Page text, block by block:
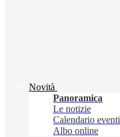
Novità
Panoramica
Le notizie
Calendario eventi
Albo online